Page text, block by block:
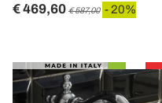
€ 469,60 € 587,00 - 20%